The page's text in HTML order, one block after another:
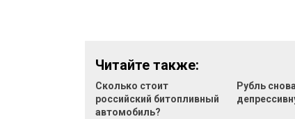
Читайте также:
Сколько стоит
российский битопливный
автомобиль?
Рубль